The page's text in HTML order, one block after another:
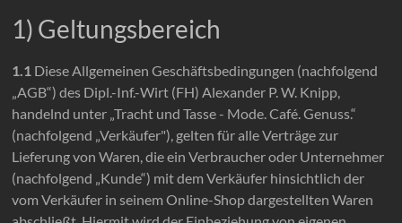
1) Geltungsbereich
1.1 Diese Allgemeinen Geschäftsbedingungen (nachfolgend
„AGB“) des Dipl.-Inf.-Wirt (FH) Alexander P. W. Knipp,
handelnd unter „Tracht und Tasse - Mode. Café. Genuss.“
(nachfolgend „Verkäufer"), gelten für alle Verträge zur
Lieferung von Waren, die ein Verbraucher oder Unternehmer
(nachfolgend „Kunde“) mit dem Verkäufer hinsichtlich der
vom Verkäufer in seinem Online-Shop dargestellten Waren